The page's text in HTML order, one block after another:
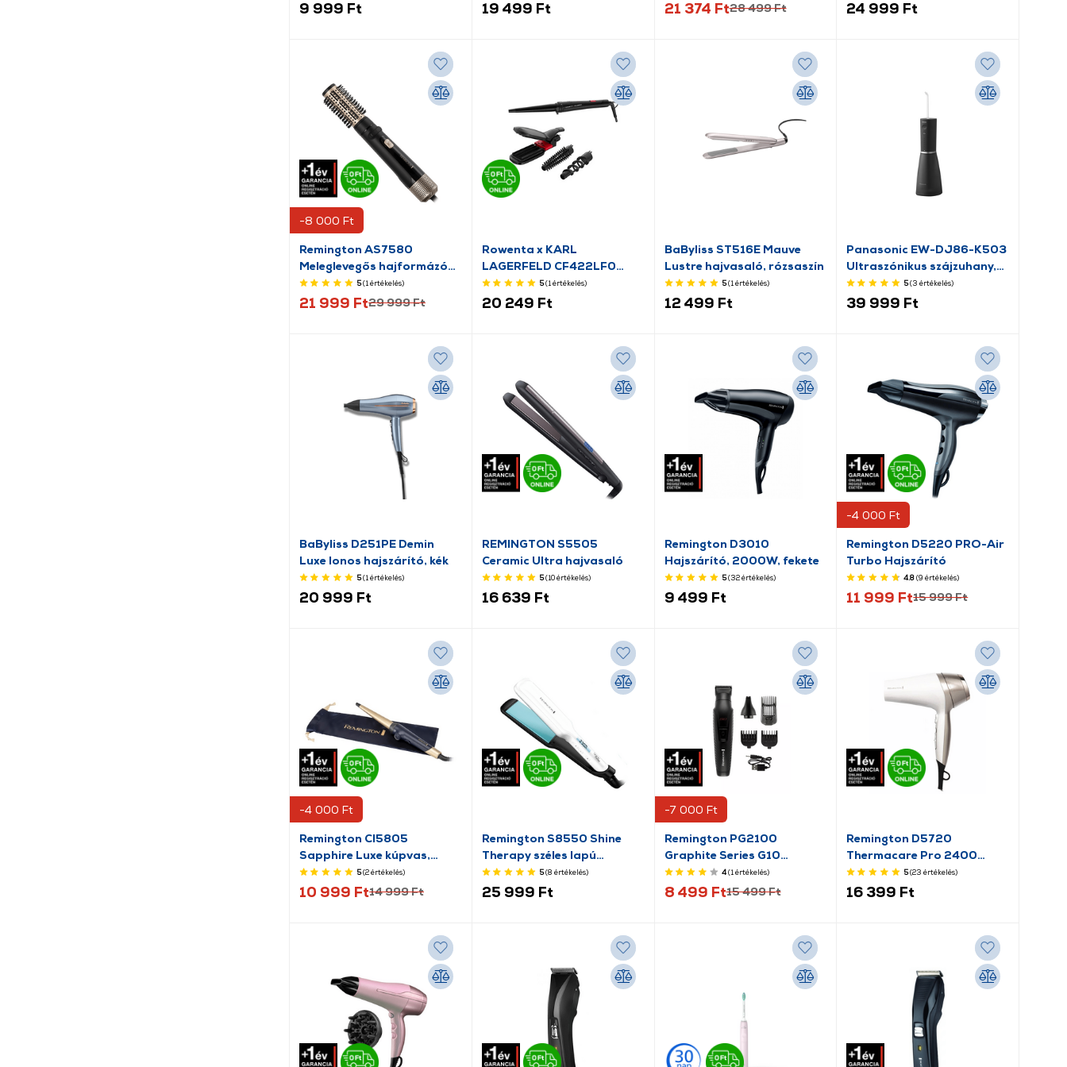
9 999 Ft 19 499 Ft 21 374 Ft28 499 Ft 24 999 Ft
-8 000 Ft
Remington AS7580
Meleglevegős hajformázó
készlet
5(1 értékelés)
21 999 Ft29 999 Ft
Rowenta x KARL
LAGERFELD CF422LF0
Infinite Looks Hajformázó
5(1 értékelés)
20 249 Ft
BaByliss ST516E Mauve
Lustre hajvasaló, rózsaszín
5(1 értékelés)
12 499 Ft
Panasonic EW-DJ86-K503
Ultraszónikus szájzuhany,
fekete
5(3 értékelés)
39 999 Ft
BaByliss D251PE Demin
Luxe Ionos hajszárító, kék
5(1 értékelés)
20 999 Ft
REMINGTON S5505
Ceramic Ultra hajvasaló
5(10értékelés)
16 639 Ft
Remington D3010
Hajszárító, 2000W, fekete
5(32értékelés)
9 499 Ft
-4 000 Ft
Remington D5220 PRO-Air
Turbo Hajszárító
4.8(9 értékelés)
11 999 Ft15 999 Ft
-4 000 Ft
Remington CI5805
Sapphire Luxe kúpvas,
mélykék/pezsgő
5(2értékelés)
10 999 Ft14 999 Ft
Remington S8550 Shine
Therapy széles lapú
Hajvasaló5(8 értékelés)
25 999 Ft
-7 000 Ft
Remington PG2100
Graphite Series G10
szőrtelenítő készlet
4(1 értékelés)
8 499 Ft15 499 Ft
Remington D5720
Thermacare Pro 2400
Hajszárító, Fehér
5(23 értékelés)
16 399 Ft